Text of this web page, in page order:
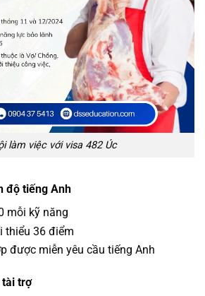
làm việc với visa 482 Úc
độ tiếng Anh
mỗi kỹ năng
thiểu 36 điểm
được miễn yêu cầu tiếng Anh
tài trợ